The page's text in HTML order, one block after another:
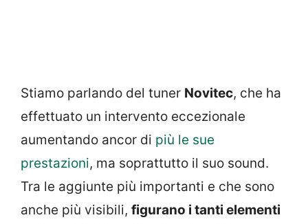
Stiamo parlando del tuner Novitec, che ha
effettuato un intervento eccezionale
aumentando ancor di più le sue
prestazioni, ma soprattutto il suo sound.
Tra le aggiunte più importanti e che sono
anche più visibili, figurano i tanti elementi